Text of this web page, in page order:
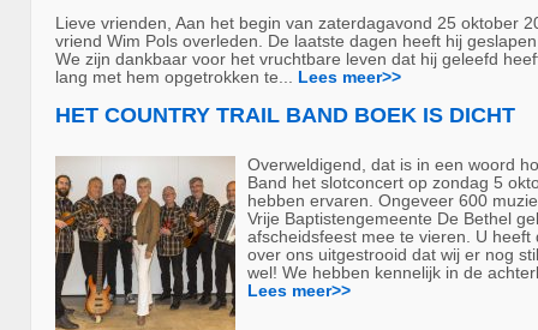
Lieve vrienden, Aan het begin van zaterdagavond 25 oktober
vriend Wim Pols overleden. De laatste dagen heeft hij
We zijn dankbaar voor het vruchtbare leven dat hij geleefd
lang met hem opgetrokken te... Lees meer>>
HET COUNTRY TRAIL BAND BOEK IS DICHT
Overweldigend, dat is in een woord
Band het slotconcert op zondag 5
hebben ervaren. Ongeveer 600
Vrije Baptistengemeente De Bethel
afscheidsfeest mee te vieren. U heeft
over ons uitgestrooid dat wij er nog
wel! We hebben kennelijk in de
Lees meer>>